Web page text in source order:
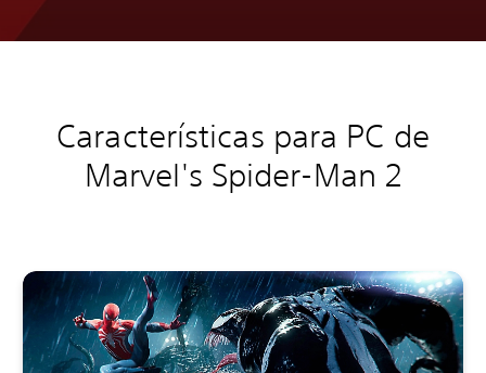
Características para PC de
Marvel's Spider-Man 2